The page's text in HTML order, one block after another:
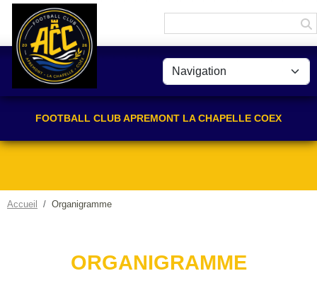
FOOTBALL CLUB APREMONT LA CHAPELLE COEX
Accueil Organigramme
ORGANIGRAMME
Panneau de gestion des cookies